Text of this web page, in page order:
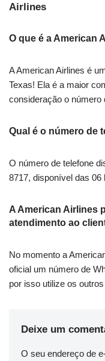
Airlines
O que é a American
A American Airlines é
Texas! Ela é a maior
consideração o número
Qual é o número de
O número de telefone
8717, disponível das 06
A American Airlines
atendimento ao
No momento a
oficial um número de
por isso utilize os
Deixe um
O seu endereço de